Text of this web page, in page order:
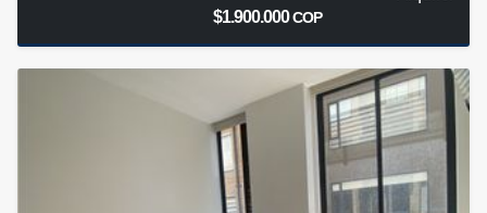
$1.900.000COP